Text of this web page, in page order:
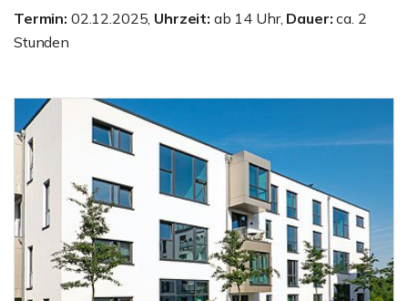
Termin: 02.12.2025, Uhrzeit: ab 14 Uhr, Dauer: ca. 2
Stunden